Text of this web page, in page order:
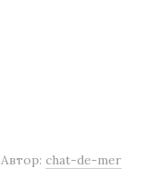
Автор: chat-de-mer